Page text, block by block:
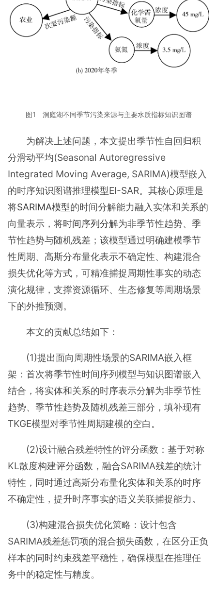
图1 洞庭湖不同季节污染来源与主要水质指标知识图谱
为解决上述问题，本文提出季节性自回归积
分滑动平均(Seasonal Autoregressive
Integrated Moving Average, SARIMA)模型嵌入
的时序知识图谱推理模型EI-SAR。其核心原理是
将SARIMA模型的时间分解能力融入实体和关系的
向量表示，将时间序列分解为非季节性趋势、季
节性趋势与随机残差；该模型通过明确建模季节
性周期、高斯分布量化表示不确定性、构建混合
损失优化等方式，可精准捕捉周期性事实的动态
演化规律，支撑资源循环、生态修复等周期场景
下的外推预测。
本文的贡献总结如下：
(1)提出面向周期性场景的SARIMA嵌入框
架：首次将季节性时间序列模型与知识图谱嵌入
结合，将实体和关系的时序表示分解为非季节性
趋势、季节性趋势及随机残差三部分，填补现有
TKGE模型对季节性周期建模的空白。
(2)设计融合残差特性的评分函数：基于对称
KL散度构建评分函数，融合SARIMA残差的统计
特性，同时通过高斯分布量化实体和关系的时序
不确定性，提升时序事实的语义关联捕捉能力。
(3)构建混合损失优化策略：设计包含
SARIMA残差惩罚项的混合损失函数，在区分正负
样本的同时约束残差平稳性，确保模型在推理任
务中的稳定性与精度。